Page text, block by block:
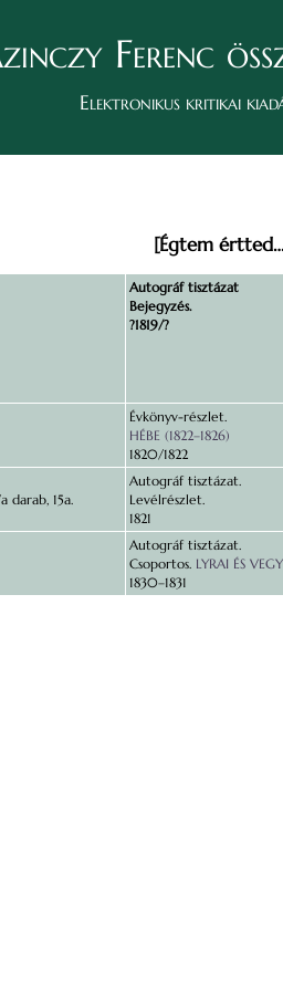
Ferenc
Elektronikus kritikai
[Égtem
Autográf tisztázat
Bejegyzés.
?1819/?
Évkönyv-részlet.
HÉBE (1822–1826)
1820/1822
darab, 15a.
Autográf tisztázat.
Levélrészlet.
1821
Autográf tisztázat.
Csoportos. LYRAI ÉS
1830–1831